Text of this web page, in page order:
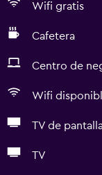
Wifi gratis
Cafetera
Centro de
Wifi
TV de
TV